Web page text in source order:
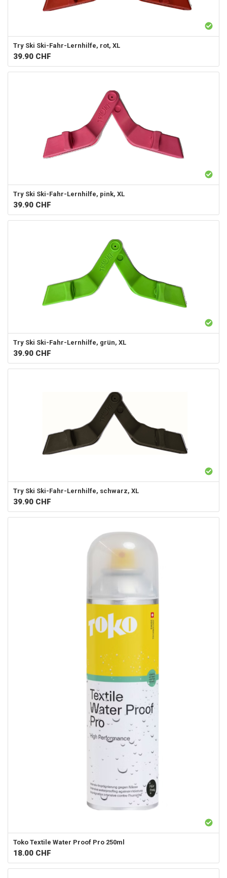
Try Ski Ski-Fahr-Lernhilfe, rot, XL
39.90 CHF
Try Ski Ski-Fahr-Lernhilfe, pink, XL
39.90 CHF
Try Ski Ski-Fahr-Lernhilfe, grün, XL
39.90 CHF
Try Ski Ski-Fahr-Lernhilfe, schwarz, XL
39.90 CHF
Toko Textile Water Proof Pro 250ml
18.00 CHF